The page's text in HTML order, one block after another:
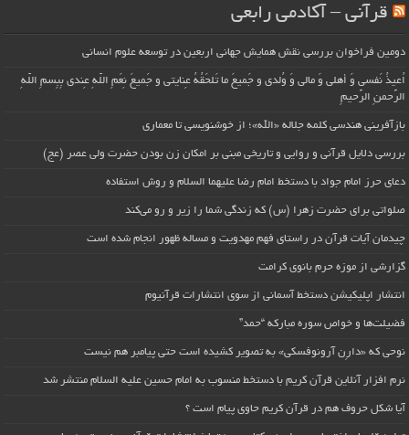
قرآنی – آکادمی رابعی
دومین فراخوان بررسی نقش همایش جهانی اربعین در توسعه علوم انسانی
اُعیذُ نَفسی وَ أهلی وَ مالی وَ وُلدی و جَمیعَ ما تَلحَقُهُ عِنایتی و جَمیعَ نِعَمِ اللّهِ عِندی بِبِسمِ اللّهِ
الرَّحمنِ الرَّحیمِ
بازآفرینی هندسی کلمه جلاله «الله»؛ از خوشنویسی تا معماری
بررسی دلایل قرآنی و روایی و تاریخی مبنی بر امکان زن بودن حضرت ولی عصر (عج)
دعای حرز امام جواد با دستخط امام رضا علیهما السلام و روش استفاده
صلواتی برای حضرت زهرا (س) که زندگی شما را زیر و رو می‌کند
چیدمان آیات قرآن در راستای فهم مهدویت و مساله ظهور انجام شده است
گزارشی از موزه حرم بانوی کرامت
انتشار اپلیکیشن دستخط آسمانی از سوی انتشارات قرآنیوم
فضیلت‌ها و خواص سوره مبارکه “حمد”
نوحی که «دارِن آرونوفسکی» به تصویر کشیده است حتی پیامبر هم نیست
نرم افزار آنلاین قرآن کریم با دستخط منسوب به امام حسین علیه السلام منتشر شد
آیا شکل حروف هم در قرآن کریم حاوی پیام است ؟